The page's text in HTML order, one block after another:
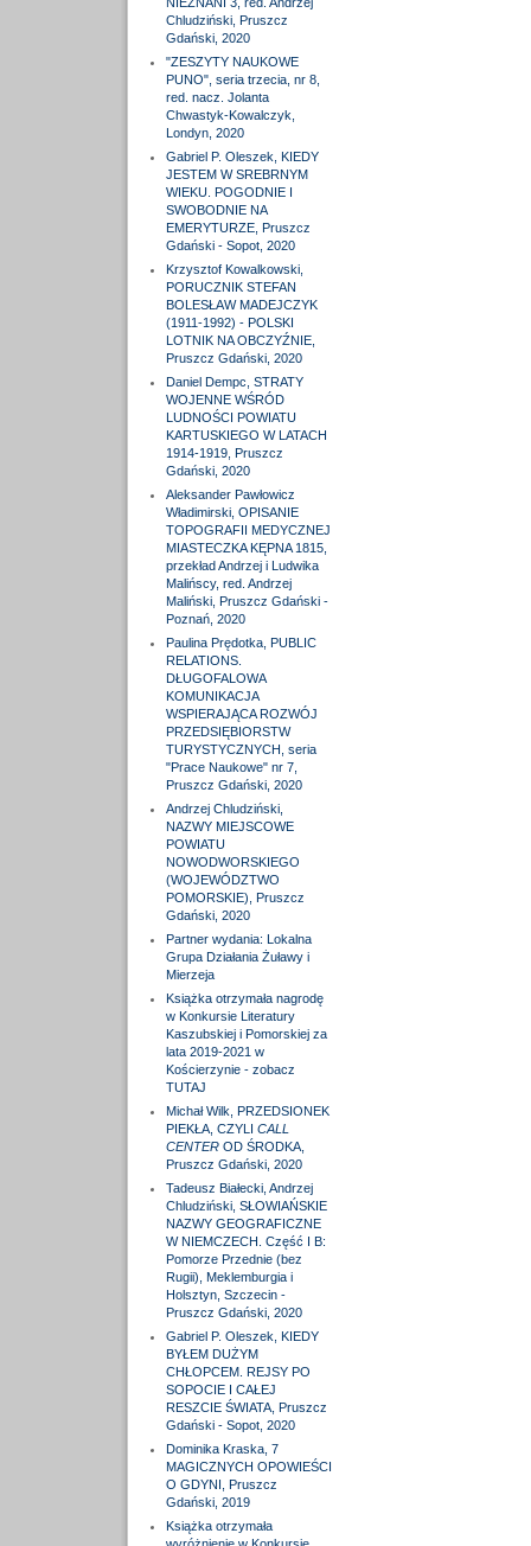
Chludziński, Pruszcz
Gdański, 2020
"ZESZYTY NAUKOWE
PUNO", seria trzecia, nr 8,
red. nacz. Jolanta
Chwastyk-Kowalczyk,
Londyn, 2020
Gabriel P. Oleszek, KIEDY
JESTEM W SREBRNYM
WIEKU. POGODNIE I
SWOBODNIE NA
EMERYTURZE, Pruszcz
Gdański - Sopot, 2020
Krzysztof Kowalkowski,
PORUCZNIK STEFAN
BOLESŁAW MADEJCZYK
(1911-1992) - POLSKI
LOTNIK NA OBCZYŹNIE,
Pruszcz Gdański, 2020
Daniel Dempc, STRATY
WOJENNE WŚRÓD
LUDNOŚCI POWIATU
KARTUSKIEGO W LATACH
1914-1919, Pruszcz
Gdański, 2020
Aleksander Pawłowicz
Władimirski, OPISANIE
TOPOGRAFII MEDYCZNEJ
MIASTECZKA KĘPNA 1815,
przekład Andrzej i Ludwika
Malińscy, red. Andrzej
Maliński, Pruszcz Gdański -
Poznań, 2020
Paulina Prędotka, PUBLIC
RELATIONS.
DŁUGOFALOWA
KOMUNIKACJA
WSPIERAJĄCA ROZWÓJ
PRZEDSIĘBIORSTW
TURYSTYCZNYCH, seria
"Prace Naukowe" nr 7,
Pruszcz Gdański, 2020
Andrzej Chludziński,
NAZWY MIEJSCOWE
POWIATU
NOWODWORSKIEGO
(WOJEWÓDZTWO
POMORSKIE), Pruszcz
Gdański, 2020
Partner wydania: Lokalna
Grupa Działania Żuławy i
Mierzeja
Książka otrzymała nagrodę
w Konkursie Literatury
Kaszubskiej i Pomorskiej za
lata 2019-2021 w
Kościerzynie - zobacz
TUTAJ
Michał Wilk, PRZEDSIONEK
PIEKŁA, CZYLI CALL
CENTEROD ŚRODKA,
Pruszcz Gdański, 2020
Tadeusz Białecki, Andrzej
Chludziński, SŁOWIAŃSKIE
NAZWY GEOGRAFICZNE
W NIEMCZECH. Część I B:
Pomorze Przednie (bez
Rugii), Meklemburgia i
Holsztyn, Szczecin -
Pruszcz Gdański, 2020
Gabriel P. Oleszek, KIEDY
BYŁEM DUŻYM
CHŁOPCEM. REJSY PO
SOPOCIE I CAŁEJ
RESZCIE ŚWIATA, Pruszcz
Gdański - Sopot, 2020
Dominika Kraska, 7
MAGICZNYCH OPOWIEŚCI
O GDYNI, Pruszcz
Gdański, 2019
Książka otrzymała